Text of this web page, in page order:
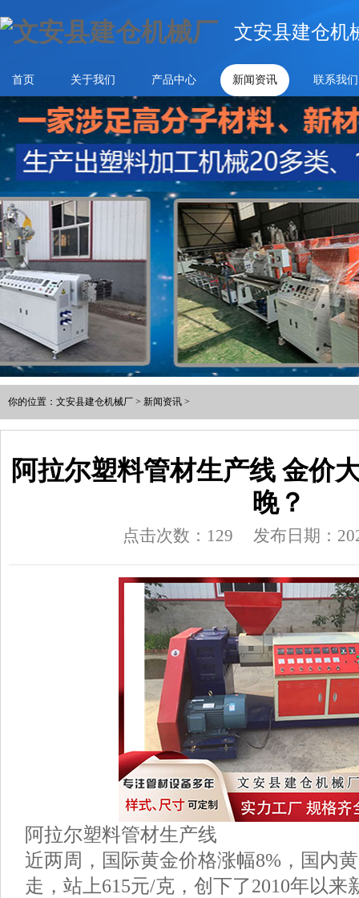
文安县建仓机
首页 关于我们 产品中心 新闻资讯 联系我们
你的位置： 文安县建仓机械厂 > 新闻资讯 >
阿拉尔塑料管材生产线 金价
晚？
点击次数：129 发布日期：
阿拉尔塑料管材生产线
近两周，国际黄金价格涨幅8%，国内
走，站上615元/克，创下了2010年以来